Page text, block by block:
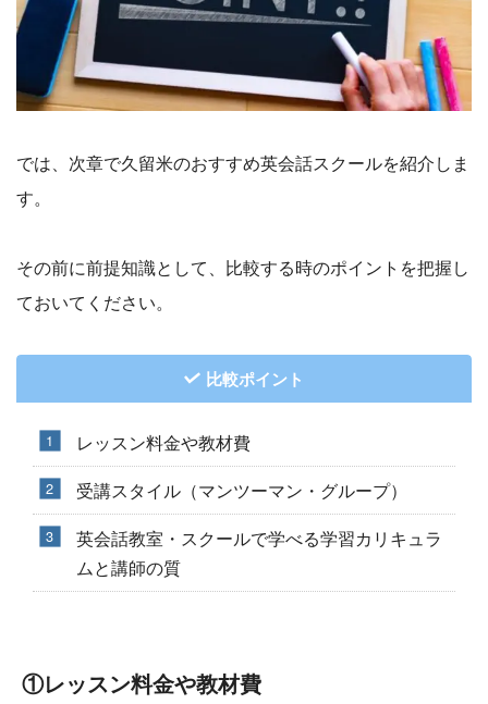
では、次章で久留米のおすすめ英会話スクールを紹介しま
す。
その前に前提知識として、比較する時のポイントを把握し
ておいてください。
比較ポイント
レッスン料金や教材費
受講スタイル（マンツーマン・グループ）
英会話教室・スクールで学べる学習カリキュラ
ムと講師の質
①レッスン料金や教材費